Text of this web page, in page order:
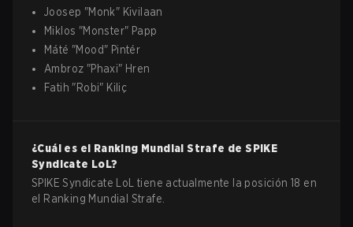
Joosep "Monk" Kivilaan
Miklos "Monster" Papp
Máté "Mood" Pintér
Ambroz "Phaxi" Hren
Fatih "Robi" Kiliç
¿Cuál es el Ranking Mundial Strafe deSPIKE
Syndicate LoL?
SPIKE Syndicate LoL tiene actualmente la posición 18 en
el Ranking Mundial Strafe.